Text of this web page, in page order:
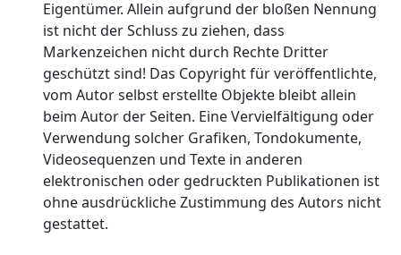
Eigentümer. Allein aufgrund der bloßen Nennung
ist nicht der Schluss zu ziehen, dass
Markenzeichen nicht durch Rechte Dritter
geschützt sind! Das Copyright für veröffentlichte,
vom Autor selbst erstellte Objekte bleibt allein
beim Autor der Seiten. Eine Vervielfältigung oder
Verwendung solcher Grafiken, Tondokumente,
Videosequenzen und Texte in anderen
elektronischen oder gedruckten Publikationen ist
ohne ausdrückliche Zustimmung des Autors nicht
gestattet.